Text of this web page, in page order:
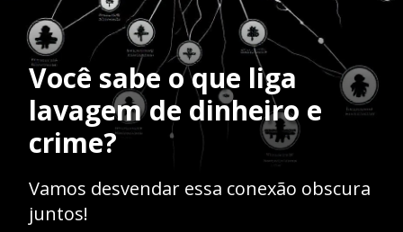
Você sabe o que liga
lavagem de dinheiro e
crime?
Vamos desvendar essa conexão obscura
juntos!